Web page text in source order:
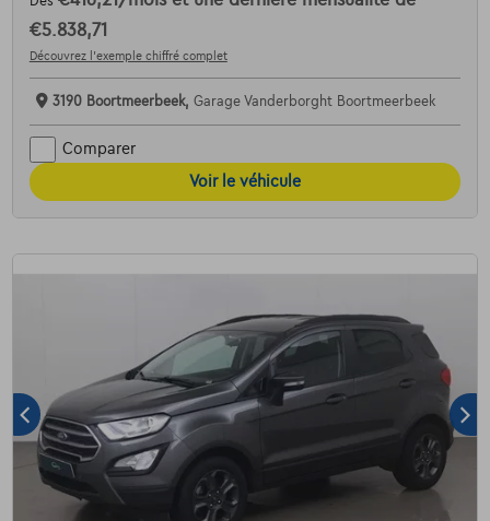
€5.838,71
Découvrez l’exemple chiffré complet
3190 Boortmeerbeek, Garage Vanderborght Boortmeerbeek
Comparer
Voir le véhicule